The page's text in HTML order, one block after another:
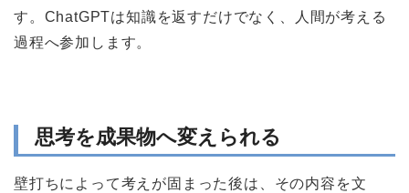
す。ChatGPTは知識を返すだけでなく、人間が考える
過程へ参加します。
思考を成果物へ変えられる
壁打ちによって考えが固まった後は、その内容を文